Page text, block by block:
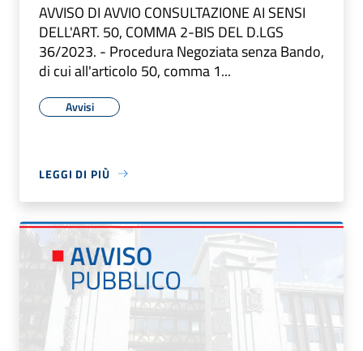
AVVISO DI AVVIO CONSULTAZIONE AI SENSI
DELL'ART. 50, COMMA 2-BIS DEL D.LGS
36/2023. - Procedura Negoziata senza Bando,
di cui all'articolo 50, comma 1...
Avvisi
LEGGI DI PIÙ